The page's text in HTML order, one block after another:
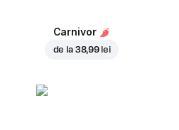
Carnivor
de la 38,99 lei